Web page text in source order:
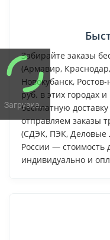
Загрузка...
Забирайте заказы
(Армавир,
Новокубанск,
руб. в этих городах
бесплатную
отправляем заказы
(СДЭК, ПЭК, Деловые
России — стоимость
индивидуально и